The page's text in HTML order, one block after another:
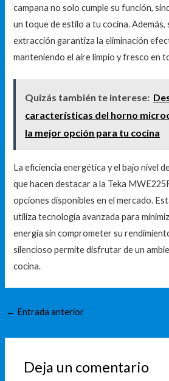
campana no solo cumple su función,
un toque de estilo a tu cocina.
extracción garantiza la eliminación
manteniendo el aire limpio y fresco en
Quizás también te interese:
características del horno
la mejor opción para tu cocina
La eficiencia energética y el bajo nivel
que hacen destacar a la Teka
opciones disponibles en el mercado.
utiliza tecnología avanzada para
energía sin comprometer su
silencioso permite disfrutar de un
cocina.
← Entrada anterior
Deja un comentario